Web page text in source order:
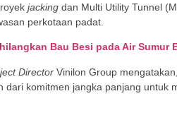
jacking dan Multi Utility Tunnel
perkotaan padat.
Bau Besi pada Air Sumur
Director Vinilon Group
dari komitmen jangka panjang untuk